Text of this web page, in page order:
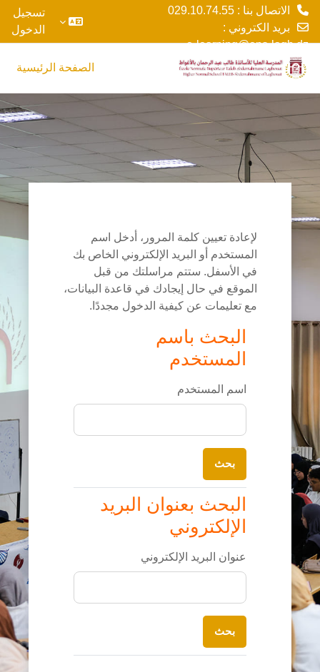
الاتصال بنا : 029.10.74.55
بريد الكتروني :
e-learning@ens-lagh.dz
تسجيل
الدخول
الصفحة الرئيسية
لإعادة تعيين كلمة المرور، أدخل اسم
المستخدم أو البريد الإلكتروني الخاص بك
في الأسفل. ستتم مراسلتك من قبل
الموقع في حال إيجادك في قاعدة البيانات،
مع تعليمات عن كيفية الدخول مجددًا.
البحث باسم المستخدم
البحث باسم
المستخدم
اسم المستخدم
البحث بعنوان البريد الإلكتروني
البحث بعنوان البريد
الإلكتروني
عنوان البريد الإلكتروني